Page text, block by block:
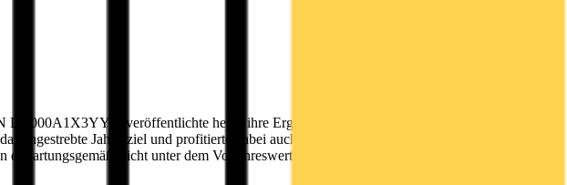
veröffentlichte heute ihre Ergebnisse für die ersten neun Monate des
Jahresziel und profitierte dabei auch von einem guten Weihnachtsgeschäft in den
leicht unter dem Vorjahreswert liegenden Gesamtumsatz von 70,6 Mio. Euro